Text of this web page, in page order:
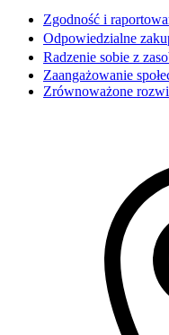
Zgodność i
Odpowiedzialne
Radzenie sobie z
Zaangażowanie
Zrównoważone